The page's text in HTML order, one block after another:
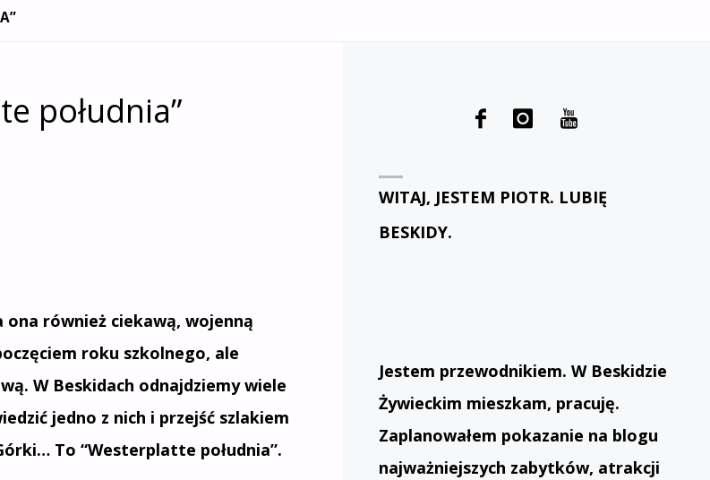
południa”
również ciekawą, wojenną
roku szkolnego, ale
W Beskidach odnajdziemy wiele
jedno z nich i przejść szlakiem
To “Westerplatte południa”.
WITAJ, JESTEM PIOTR. LUBIĘ
BESKIDY.
Jestem przewodnikiem. W Beskidzie
Żywieckim mieszkam, pracuję.
Zaplanowałem pokazanie na blogu
najważniejszych zabytków, atrakcji